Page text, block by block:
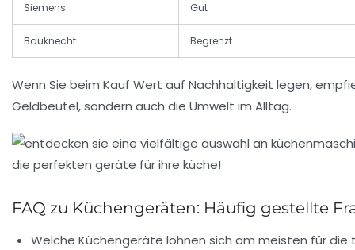
Siemens Gut
Bauknecht Begrenzt
Wenn Sie beim Kauf Wert auf Nachhaltigkeit legen,
Geldbeutel, sondern auch die Umwelt im Alltag.
FAQ zu Küchengeräten: Häufig gestellte
Welche Küchengeräte lohnen sich am meisten für die